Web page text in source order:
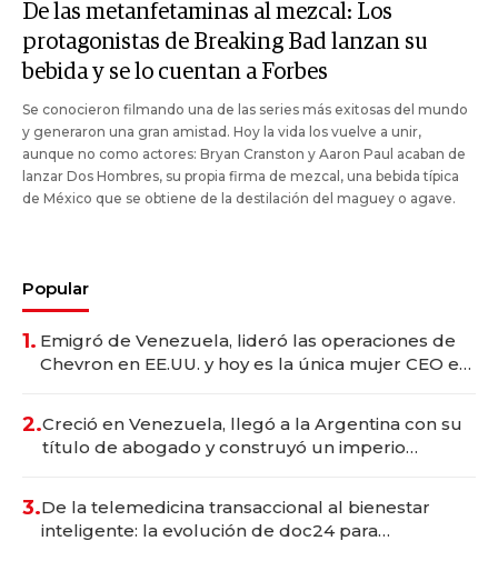
De las metanfetaminas al mezcal: Los
protagonistas de Breaking Bad lanzan su
bebida y se lo cuentan a Forbes
Se conocieron filmando una de las series más exitosas del mundo
y generaron una gran amistad. Hoy la vida los vuelve a unir,
aunque no como actores: Bryan Cranston y Aaron Paul acaban de
lanzar Dos Hombres, su propia firma de mezcal, una bebida típica
de México que se obtiene de la destilación del maguey o agave.
Popular
1. Emigró de Venezuela, lideró las operaciones de
Chevron en EE.UU. y hoy es la única mujer CEO en
2.Creció en Venezuela, llegó a la Argentina con su
título de abogado y construyó un imperio
3.De la telemedicina transaccional al bienestar
inteligente: la evolución de doc24 para